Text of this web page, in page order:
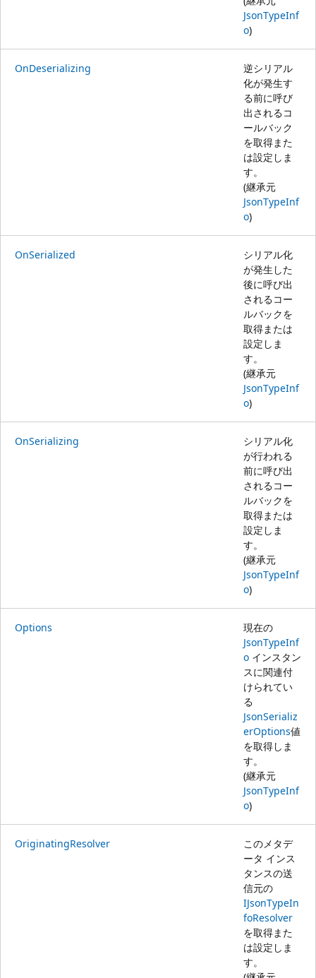
JsonTypeInf
o)
OnDeserializing
逆シリアル
化が発生す
る前に呼び
出されるコ
ールバック
を取得また
は設定しま
す。
(継承元
JsonTypeInf
o)
OnSerialized
シリアル化
が発生した
後に呼び出
されるコー
ルバックを
取得または
設定しま
す。
(継承元
JsonTypeInf
o)
OnSerializing
シリアル化
が行われる
前に呼び出
されるコー
ルバックを
取得または
設定しま
す。
(継承元
JsonTypeInf
o)
Options
現在の
JsonTypeInf
o インスタン
スに関連付
けられてい
る
JsonSerializ
erOptions値
を取得しま
す。
(継承元
JsonTypeInf
o)
OriginatingResolver
このメタデ
ータ インス
タンスの送
信元の
IJsonTypeIn
foResolver
を取得また
は設定しま
す。